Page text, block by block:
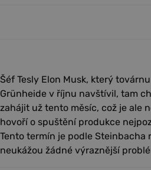
Šéf Tesly Elon Musk, který
Grünheide v říjnu navštívil, tam
zahájit už tento měsíc, což je ale
hovoří o spuštění produkce
Tento termín je podle Steinbacha
neukážou žádné výraznější